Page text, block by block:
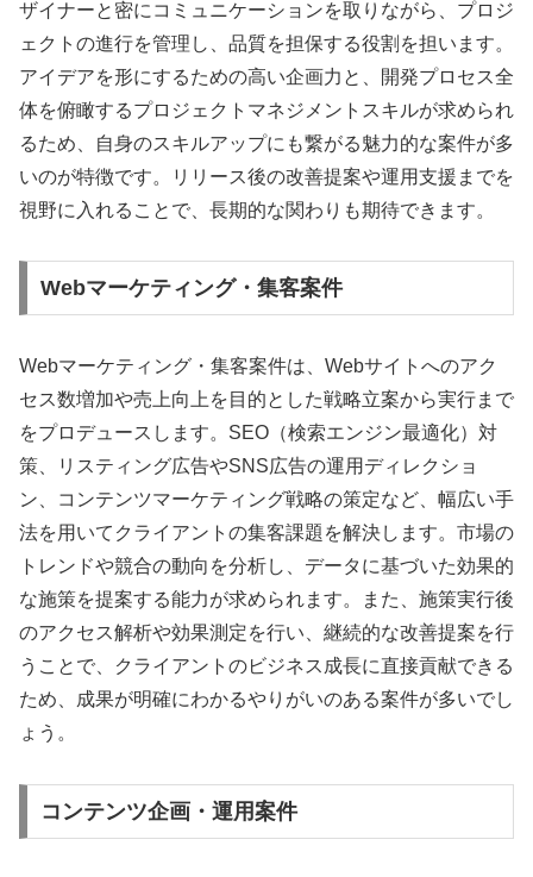
ザイナーと密にコミュニケーションを取りながら、プロジ
ェクトの進行を管理し、品質を担保する役割を担います。
アイデアを形にするための高い企画力と、開発プロセス全
体を俯瞰するプロジェクトマネジメントスキルが求められ
るため、自身のスキルアップにも繋がる魅力的な案件が多
いのが特徴です。リリース後の改善提案や運用支援までを
視野に入れることで、長期的な関わりも期待できます。
Webマーケティング・集客案件
Webマーケティング・集客案件は、Webサイトへのアク
セス数増加や売上向上を目的とした戦略立案から実行まで
をプロデュースします。SEO（検索エンジン最適化）対
策、リスティング広告やSNS広告の運用ディレクショ
ン、コンテンツマーケティング戦略の策定など、幅広い手
法を用いてクライアントの集客課題を解決します。市場の
トレンドや競合の動向を分析し、データに基づいた効果的
な施策を提案する能力が求められます。また、施策実行後
のアクセス解析や効果測定を行い、継続的な改善提案を行
うことで、クライアントのビジネス成長に直接貢献できる
ため、成果が明確にわかるやりがいのある案件が多いでし
ょう。
コンテンツ企画・運用案件